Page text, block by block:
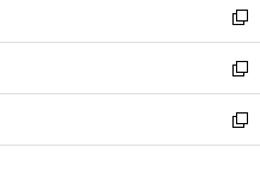
く
で
開
く
ド
ウ
で
開
く
ィ
ン
ド
ウ
で
開
い
ウ
ィ
ン
ド
ウ
新
し
い
ウ
ィ
ン
新
し
い
ウ
新
し